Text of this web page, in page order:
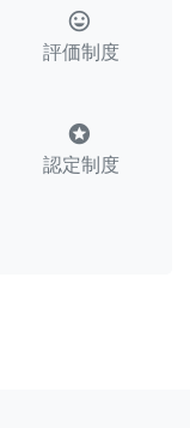
tag_faces
評価制度
stars
認定制度